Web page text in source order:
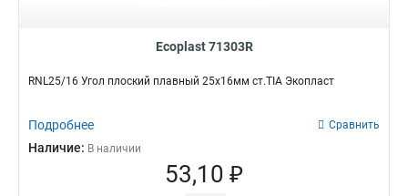
Ecoplast 71303R
RNL25/16 Угол плоский плавный 25х16мм ст.TIA Экопласт
Подробнее Сравнить
Наличие: В наличии
53,10 ₽